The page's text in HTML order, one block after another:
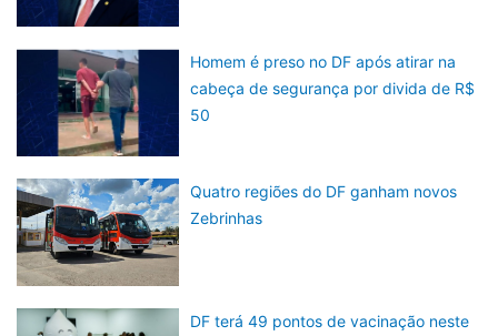
Homem é preso no DF após atirar na
cabeça de segurança por divida de R$
50
Quatro regiões do DF ganham novos
Zebrinhas
DF terá 49 pontos de vacinação neste